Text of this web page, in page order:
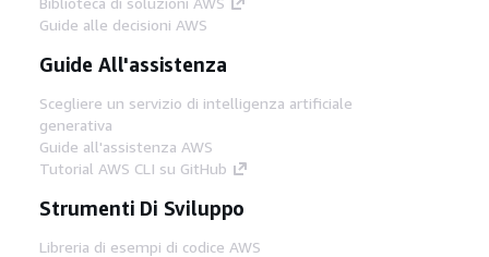
Guide alle decisioni AWS
Guide All'assistenza
Scegliere un servizio di intelligenza artificiale
generativa
Guide all'assistenza AWS
Tutorial AWS CLI su GitHub
Strumenti Di Sviluppo
Libreria di esempi di codice AWS